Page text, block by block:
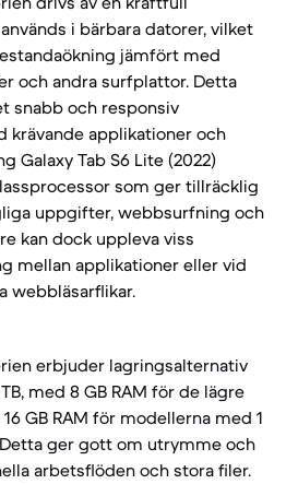
i bärbara datorer, vilket
jämfört med
och andra surfplattor. Detta
snabb och responsiv
krävande applikationer och
Galaxy Tab S6 Lite (2022)
som ger tillräcklig
uppgifter, webbsurfning och
kan dock uppleva viss
mellan applikationer eller vid
webbläsarflikar.
erbjuder lagringsalternativ
med 8 GB RAM för de lägre
GB RAM för modellerna med 1
Detta ger gott om utrymme och
arbetsflöden och stora filer.